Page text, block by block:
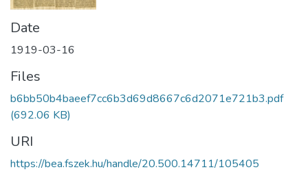
Date
1919-03-16
Files
b6bb50b4baeef7cc6b3d69d8667c6d2071e721b3.pdf
(692.06 KB)
URI
https://bea.fszek.hu/handle/20.500.14711/105405